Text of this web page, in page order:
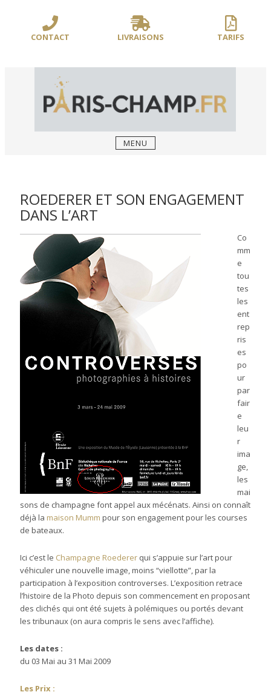
contenuCONTACT LIVRAISONS TARIFS
BOUSSOLE **/
MENU
ROEDERER ET SON ENGAGEMENT
DANS L’ART
Co
mm
e
tou
tes
les
ent
rep
ris
es
po
ur
par
fair
e
leu
r
ima
ge,
les
mai
sons de champagne font appel aux mécénats. Ainsi on connaît
déjà la maison Mumm pour son engagement pour les courses
de bateaux.
Ici c’est le Champagne Roederer qui s’appuie sur l’art pour
véhiculer une nouvelle image, moins “viellotte”, par la
participation à l’exposition controverses. L’exposition retrace
l’histoire de la Photo depuis son commencement en proposant
des clichés qui ont été sujets à polémiques ou portés devant
les tribunaux (on aura compris le sens avec l’affiche).
Les dates :
du 03 Mai au 31 Mai 2009
Les Prix :